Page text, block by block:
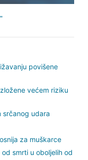
povišene
većem riziku
srčanog udara
za muškarce
smrti u oboljelih od